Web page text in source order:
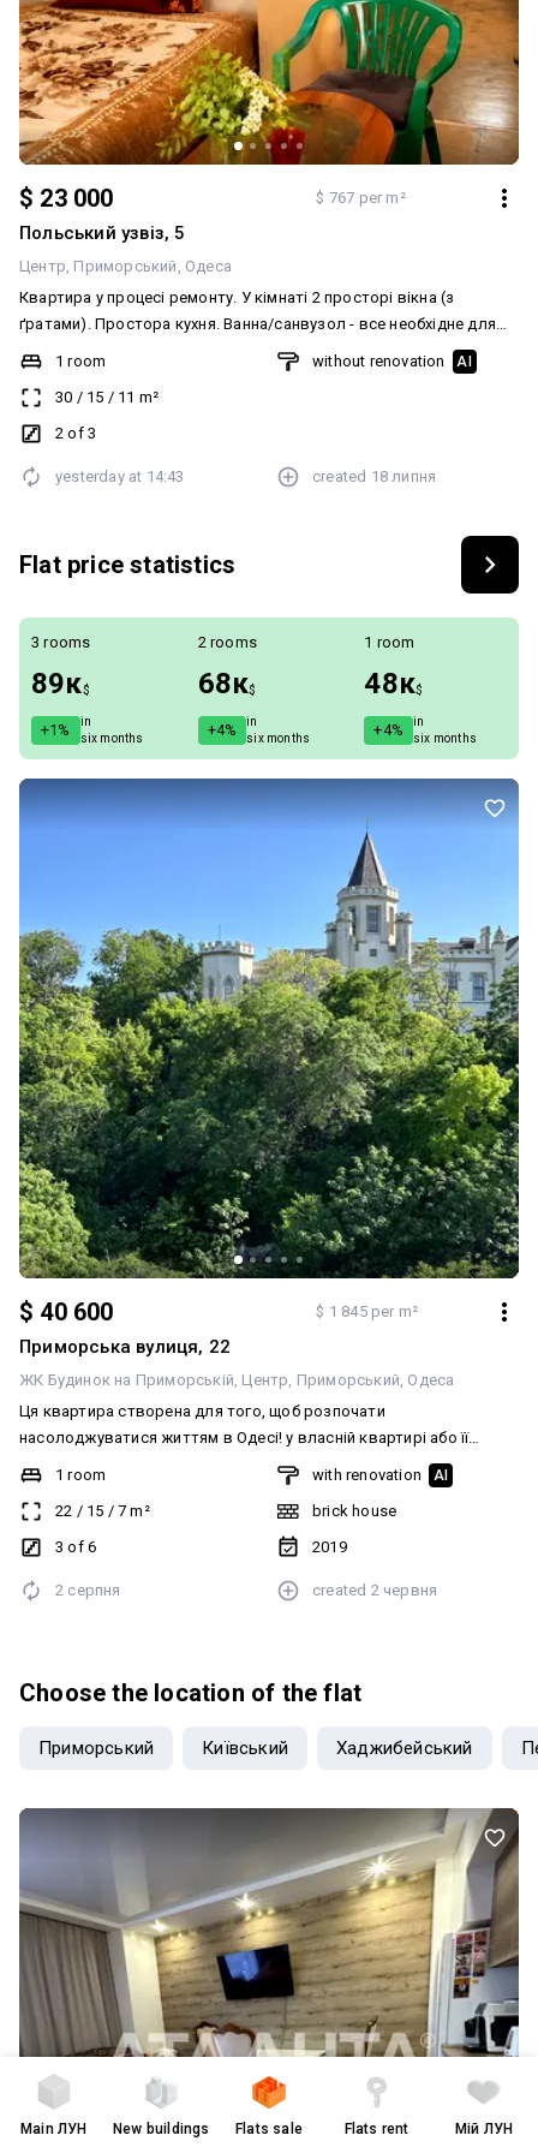
підходить для життя і досить вигідно для бізнесу. Телефонуйте
вже зараз! Покажемо у зручний для вас час! Код обєкта: 489183
$ 23 000 $ 767 per m²
Польський узвіз, 5
Центр Приморський Одеса
Квартира у процесі ремонту. У кімнаті 2 просторі вікна (з
ґратами). Простора кухня. Ванна/санвузол - все необхідне для
комфортного прлживания. Ідеально для здачі в оренду –
завжди буде попит. Більше інформації по телефону-телефонуйте
прямо зараз!
1 room
30 / 15 / 11 m²
2 of 3
without renovation AI
yesterday at 14:43 created 18 липня
Flat price statistics
3 rooms
89к$
+1%
in
six months
2 rooms
68к$
+4%
in
six months
1 room
48к$
+4%
in
six months
$ 40 600 $ 1 845 per m²
Приморська вулиця, 22
ЖК Будинок на Приморській Центр Приморський Одеса
Ця квартира створена для того, щоб розпочати
насолоджуватися життям в Одесі! у власній квартирі або її
можна розглядати як найкращу інвестіцію, яка розташована у
такій локації, що вона сама здає себе в оренду! Стан: заходь і
живи або одразу здавай (меблі, техніка, кондиціонер, бойлер
залишаються). Поруч усе: Шахский палац, Тещин міст,
Морвокзал. Формат: ідеальний варіант для стартового житла
всій території, шикарна тераса з видом на місто.
1 room
22 / 15 / 7 m²
3 of 6
with renovation AI
brick house
2019
2 серпня created 2 червня
Choose the location of the flat
Приморський Київський Хаджибейський
MainЛУН New buildings Flats sale Flats rent Мій ЛУН